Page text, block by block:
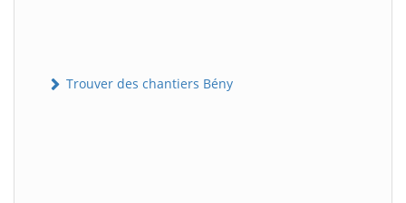
Trouver des chantiers Bény